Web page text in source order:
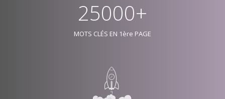
25000+
MOTS CLÉS EN 1ère PAGE